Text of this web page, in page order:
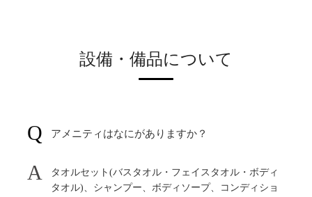
設備・備品について
アメニティはなにがありますか？
タオルセット(バスタオル・フェイスタオル・ボディ
タオル)、シャンプー、ボディソープ、コンディショ